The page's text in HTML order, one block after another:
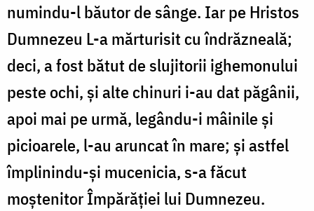
numindu-l băutor de sânge. Iar pe Hristos
Dumnezeu L-a mărturisit cu îndrăzneală;
deci, a fost bătut de slujitorii ighemonului
peste ochi, și alte chinuri i-au dat păgânii,
apoi mai pe urmă, legându-i mâinile și
picioarele, l-au aruncat în mare; și astfel
împlinindu-și mucenicia, s-a făcut
moștenitor Împărăției lui Dumnezeu.